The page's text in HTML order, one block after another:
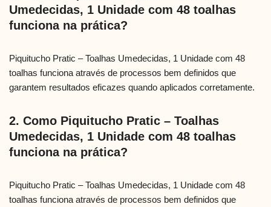
Umedecidas, 1 Unidade com 48 toalhas
funciona na prática?
Piquitucho Pratic – Toalhas Umedecidas, 1 Unidade com 48
toalhas funciona através de processos bem definidos que
garantem resultados eficazes quando aplicados corretamente.
2. Como Piquitucho Pratic – Toalhas
Umedecidas, 1 Unidade com 48 toalhas
funciona na prática?
Piquitucho Pratic – Toalhas Umedecidas, 1 Unidade com 48
toalhas funciona através de processos bem definidos que